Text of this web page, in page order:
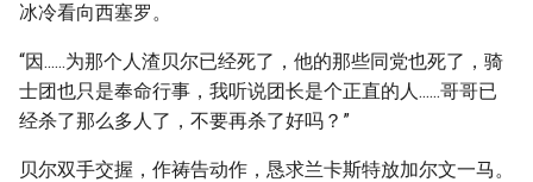
冰冷看向西塞罗。
“因......为那个人渣贝尔已经死了，他的那些同党也死了，骑
士团也只是奉命行事，我听说团长是个正直的人......哥哥已
经杀了那么多人了，不要再杀了好吗？”
贝尔双手交握，作祷告动作，恳求兰卡斯特放加尔文一马。